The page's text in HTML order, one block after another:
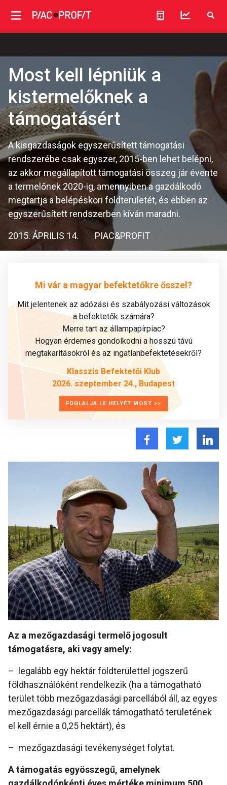
Most kell lépniük a
kistermelőknek a
támogatásért
A kisgazdaságok egyszerűsített támogatási
rendszerébe csak egyszer, 2015-ben lehet belépni,
az akkor megállapított támogatási összeg jár évente
a termelőnek 2020-ig, amennyiben a gazdálkodó
megtartja a belépéskori földterületét, és ebben az
egyszerűsített rendszerben kíván maradni.
2015. ÁPRILIS 14. PIAC&PROFIT
Mi vár a magyar befektetőkre ősszel?
Mit jelentenek az adózási és szabályozási változások
a befektetők számára?
Merre tart az állampapírpiac?
Hogyan érdemes gondolkodni a hosszú távú
megtakarításokról és az ingatlanbefektetésekről?
Klasszis Befektetői Klub
2026. szeptember 24., Budapest
FOGLALJA LE HELYÉT MOST >>
Az a mezőgazdasági termelő jogosult
támogatásra, aki vagy amely:
– legalább egy hektár földterülettel jogszerű
földhasználóként rendelkezik (ha a támogatható
terület több mezőgazdasági parcellából áll, az egyes
mezőgazdasági parcellák támogatható területének
el kell érnie a 0,25 hektárt), és
– mezőgazdasági tevékenységet folytat.
A támogatás egyösszegű, amelynek